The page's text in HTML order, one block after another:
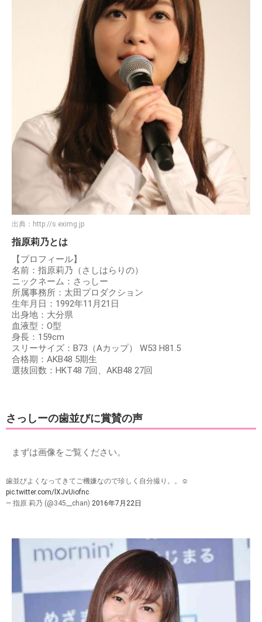
出典： http://s.eximg.jp
指原莉乃とは
【プロフィール】
名前：指原莉乃（さしはらりの）
ニックネーム：さっしー
所属事務所：太田プロダクション
生年月日：1992年11月21日
出身地：大分県
血液型：O型
身長：159cm
スリーサイズ：B73（Aカップ） W53 H81.5
合格期：AKB48 5期生
選抜回数：HKT48 7回、AKB48 27回
さっしーの歯並びに賞賛の声
まずは画像をご覧ください。
歯並びよくなってきてご機嫌なので珍しく自分撮り。。☺️
pic.twitter.com/lXJvUiofnc
— 指原 莉乃 (@345__chan) 2016年7月22日